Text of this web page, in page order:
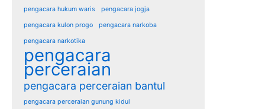
pengacara hukum waris pengacara jogja
pengacara kulon progo pengacara narkoba
pengacara narkotika
pengacara
perceraian
pengacara perceraian bantul
pengacara perceraian gunung kidul